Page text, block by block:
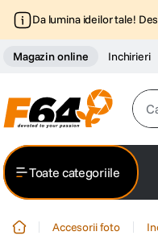
Da lumina ideilor tale!
Magazin online Inchirieri
Toate categoriile
Accesorii foto